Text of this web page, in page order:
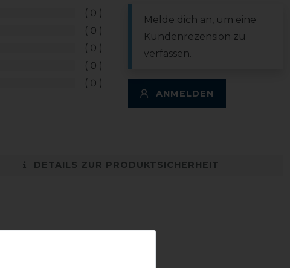
0
0
0
0
0
Melde dich an, um eine
Kundenrezension zu
verfassen.
ANMELDEN
DETAILS ZUR PRODUKTSICHERHEIT